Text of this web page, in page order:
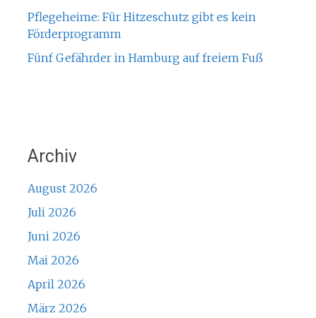
Pflegeheime: Für Hitzeschutz gibt es kein
Förderprogramm
Fünf Gefährder in Hamburg auf freiem Fuß
Archiv
August 2026
Juli 2026
Juni 2026
Mai 2026
April 2026
März 2026